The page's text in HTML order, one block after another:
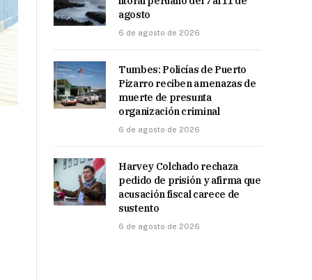
agosto
6 de agosto de 2026
Tumbes: Policías de Puerto
Pizarro reciben amenazas de
muerte de presunta
organización criminal
6 de agosto de 2026
Harvey Colchado rechaza
pedido de prisión y afirma que
acusación fiscal carece de
sustento
6 de agosto de 2026